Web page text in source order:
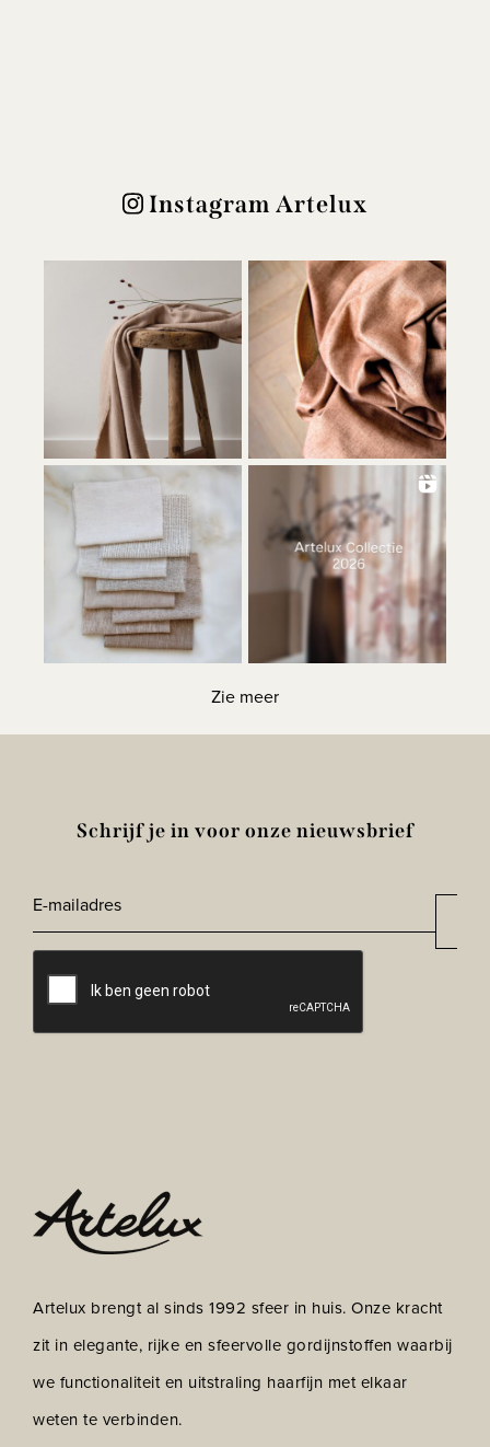
Instagram Artelux
Zie meer
Schrijf je in voor onze nieuwsbrief
E-
mailadres*
Artelux brengt al sinds 1992 sfeer in huis. Onze kracht
zit in elegante, rijke en sfeervolle gordijnstoffen waarbij
we functionaliteit en uitstraling haarfijn met elkaar
weten te verbinden.